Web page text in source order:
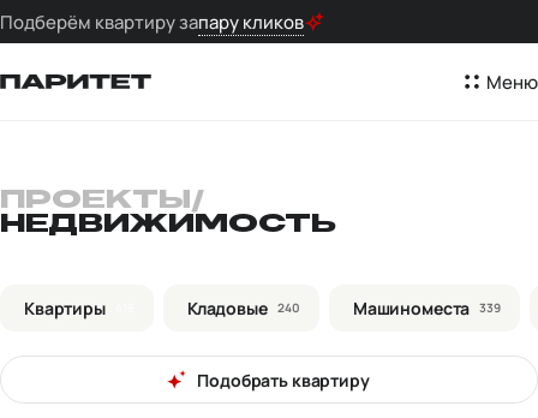
Подберём квартиру запару кликов
Меню
ПРОЕКТЫ /
НЕДВИЖИМОСТЬ
Квартиры Кладовые 240 Машиноместа 339
Подобрать квартиру